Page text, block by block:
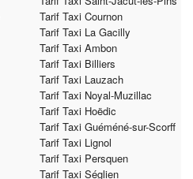
Tarif Taxi Cournon
Tarif Taxi La Gacilly
Tarif Taxi Ambon
Tarif Taxi Billiers
Tarif Taxi Lauzach
Tarif Taxi Noyal-Muzillac
Tarif Taxi Hoëdic
Tarif Taxi Guéméné-sur-Scorff
Tarif Taxi Lignol
Tarif Taxi Persquen
Tarif Taxi Séglien